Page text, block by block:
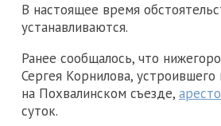
В настоящее время
устанавливаются.
Ранее сообщалось, что
Сергея Корнилова,
на Похвалинском съезде,
суток.